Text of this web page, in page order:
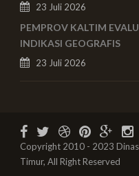
23 Juli 2026
PEMPROV KALTIM
INDIKASI GEOGRAFIS
23 Juli 2026
Copyright 2010 - 2023
Timur, All Right Reserved